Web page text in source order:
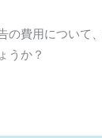
の費用について
うか？